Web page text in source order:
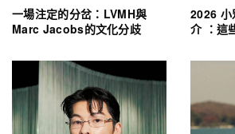
一場注定的分岔：LVMH與
Marc Jacobs的文化分歧
2026 小
介 ：這